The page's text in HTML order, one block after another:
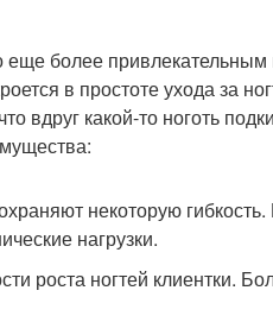
более привлекательным
в простоте ухода за
вдруг какой-то ноготь
некоторую
нагрузки.
роста ногтей клиентки.